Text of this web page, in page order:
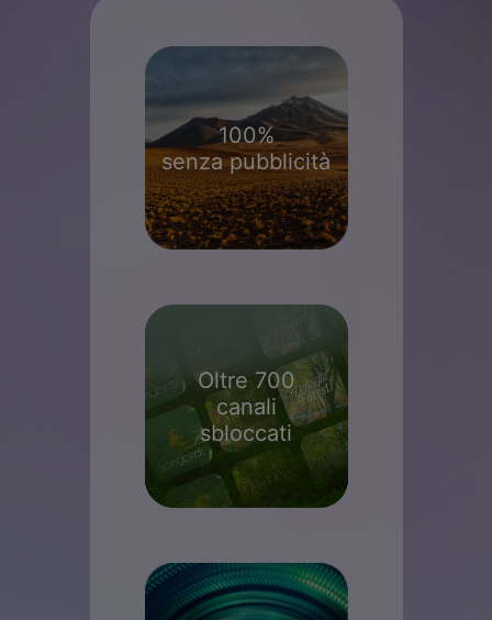
100%
senza pubblicità
Oltre 700
canali
sbloccati